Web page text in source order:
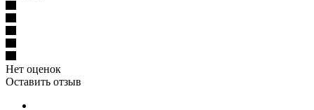
Нет оценок
Оставить отзыв